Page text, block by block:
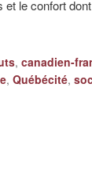
et le confort
, canadien-
, Québécité,